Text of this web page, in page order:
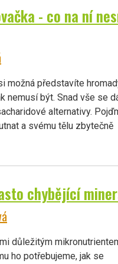
- co na ní
možná představíte
nemusí být. Snad vše se
alternativy.
a svému tělu zbytečně
chybějící
důležitým
ho potřebujeme, jak se